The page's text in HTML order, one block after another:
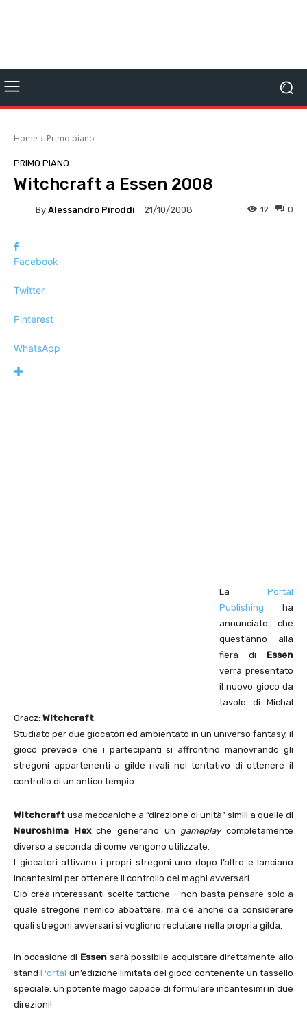
Home Primo piano
PRIMO PIANO
Witchcraft a Essen 2008
By Alessandro Piroddi 21/10/2008 0
12
Facebook
Twitter
Pinterest
WhatsApp
La Portal
Publishing ha
annunciato che
quest’anno alla
fiera di Essen
verrà presentato
il nuovo gioco da
tavolo di Michal
Oracz: Witchcraft.
Studiato per due giocatori ed ambientato in un universo fantasy, il
gioco prevede che i partecipanti si affrontino manovrando gli
stregoni appartenenti a gilde rivali nel tentativo di ottenere il
controllo di un antico tempio.
Witchcraft usa meccaniche a “direzione di unità” simili a quelle di
Neuroshima Hexche generano un gameplaycompletamente
diverso a seconda di come vengono utilizzate.
I giocatori attivano i propri stregoni uno dopo l’altro e lanciano
incantesimi per ottenere il controllo dei maghi avversari.
Ciò crea interessanti scelte tattiche – non basta pensare solo a
quale stregone nemico abbattere, ma c’è anche da considerare
quali stregoni avversari si vogliono reclutare nella propria gilda.
In occasione di Essen sarà possibile acquistare direttamente allo
standPortal un’edizione limitata del gioco contenente un tassello
speciale: un potente mago capace di formulare incantesimi in due
direzioni!